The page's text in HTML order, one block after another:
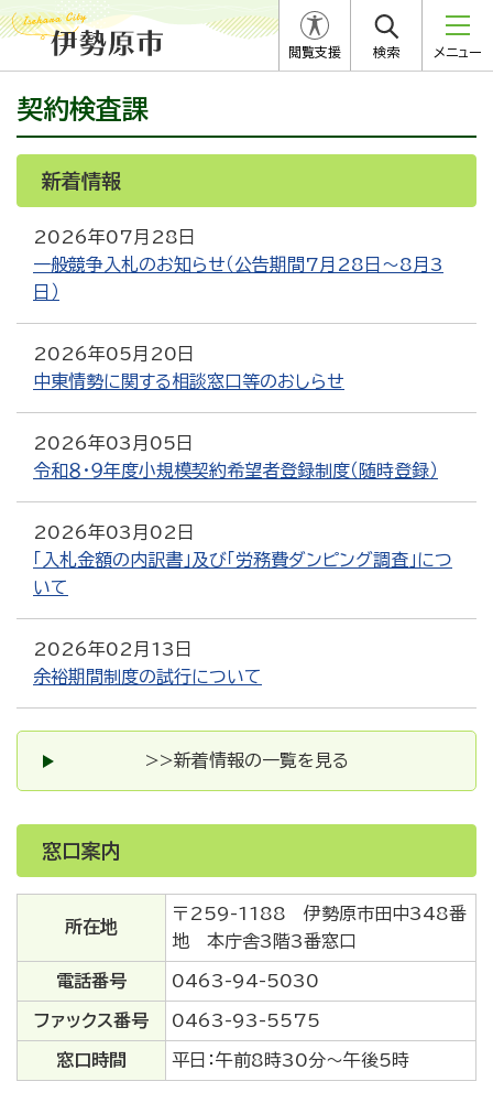
閲覧支援 検索 メニュー
契約検査課
新着情報
2026年07月28日
一般競争入札のお知らせ（公告期間7月28日～8月3
日）
2026年05月20日
中東情勢に関する相談窓口等のおしらせ
2026年03月05日
令和８・９年度小規模契約希望者登録制度（随時登録）
2026年03月02日
「入札金額の内訳書」及び「労務費ダンピング調査」につ
いて
2026年02月13日
余裕期間制度の試行について
>>新着情報の一覧を見る
窓口案内
所在地
〒259-1188 伊勢原市田中348番
地 本庁舎3階3番窓口
電話番号 0463-94-5030
ファックス番号 0463-93-5575
窓口時間 平日：午前8時30分～午後5時